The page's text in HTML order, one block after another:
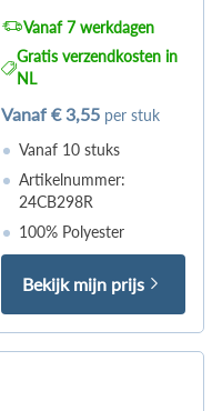
Vanaf 7 werkdagen
Gratis verzendkosten in
NL
Vanaf € 3,55 per stuk
Vanaf 10 stuks
Artikelnummer:
24CB298R
100% Polyester
Bekijk mijn prijs